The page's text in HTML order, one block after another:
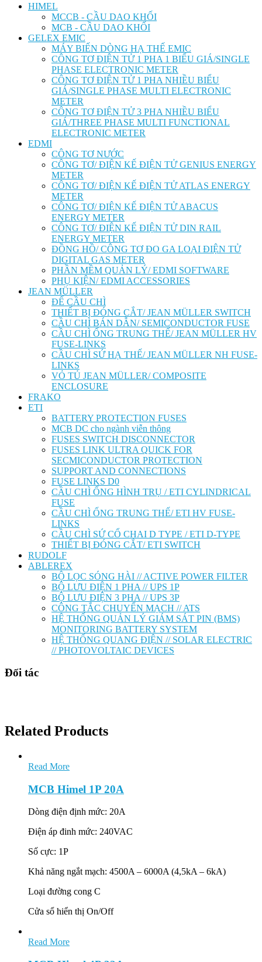
HIMEL
MCCB - CẦU DAO KHỐI
MCB - CẦU DAO KHỐI
GELEX EMIC
MÁY BIẾN DÒNG HẠ THẾ EMIC
CÔNG TƠ ĐIỆN TỬ 1 PHA 1 BIỂU GIÁ/SINGLE
PHASE ELECTRONIC METER
CÔNG TƠ ĐIỆN TỬ 1 PHA NHIỀU BIỂU
GIÁ/SINGLE PHASE MULTI ELECTRONIC
METER
CÔNG TƠ ĐIỆN TỬ 3 PHA NHIỀU BIỂU
GIÁ/THREE PHASE MULTI FUNCTIONAL
ELECTRONIC METER
EDMI
CÔNG TƠ NƯỚC
CÔNG TƠ/ ĐIỆN KẾ ĐIỆN TỬ GENIUS ENERGY
METER
CÔNG TƠ/ ĐIỆN KẾ ĐIỆN TỬ ATLAS ENERGY
METER
CÔNG TƠ/ ĐIỆN KẾ ĐIỆN TỬ ABACUS
ENERGY METER
CÔNG TƠ/ ĐIỆN KẾ ĐIỆN TỬ DIN RAIL
ENERGY METER
ĐỒNG HỒ/ CÔNG TƠ ĐO GA LOẠI ĐIỆN TỬ
DIGITAL GAS METER
PHẦN MỀM QUẢN LÝ/ EDMI SOFTWARE
PHỤ KIỆN/ EDMI ACCESSORIES
JEAN MÜLLER
ĐẾ CẦU CHÌ
THIẾT BỊ ĐÓNG CẮT/ JEAN MÜLLER SWITCH
CẦU CHÌ BÁN DẪN/ SEMICONDUCTOR FUSE
CẦU CHÌ ỐNG TRUNG THẾ/ JEAN MÜLLER HV
FUSE-LINKS
CẦU CHÌ SỨ HẠ THẾ/ JEAN MÜLLER NH FUSE-
LINKS
VỎ TỦ JEAN MÜLLER/ COMPOSITE
ENCLOSURE
FRAKO
ETI
BATTERY PROTECTION FUSES
MCB DC cho ngành viễn thông
FUSES SWITCH DISCONNECTOR
FUSES LINK ULTRA QUICK FOR
SECMICONDUCTOR PROTECTION
SUPPORT AND CONNECTIONS
FUSE LINKS D0
CẦU CHÌ ỐNG HÌNH TRỤ / ETI CYLINDRICAL
FUSE
CẦU CHÌ ỐNG TRUNG THẾ/ ETI HV FUSE-
LINKS
CẦU CHÌ SỨ CỔ CHAI D TYPE / ETI D-TYPE
THIẾT BỊ ĐÓNG CẮT/ ETI SWITCH
RUDOLF
ABLEREX
BỘ LỌC SÓNG HÀI // ACTIVE POWER FILTER
BỘ LƯU ĐIỆN 1 PHA // UPS 1P
BỘ LƯU ĐIỆN 3 PHA // UPS 3P
CÔNG TẮC CHUYỂN MẠCH // ATS
HỆ THỐNG QUẢN LÝ GIÁM SÁT PIN (BMS)
MONITORING BATTERY SYSTEM
HỆ THỐNG QUANG ĐIỆN // SOLAR ELECTRIC
// PHOTOVOLTAIC DEVICES
Đối tác
Related Products
Read More
MCB Himel 1P 20A
Dòng điện định mức: 20A
Điện áp đinh mức: 240VAC
Số cực: 1P
Khả năng ngắt mạch: 4500A – 6000A (4,5kA – 6kA)
Loại đường cong C
Cửa sổ hiển thị On/Off
Read More